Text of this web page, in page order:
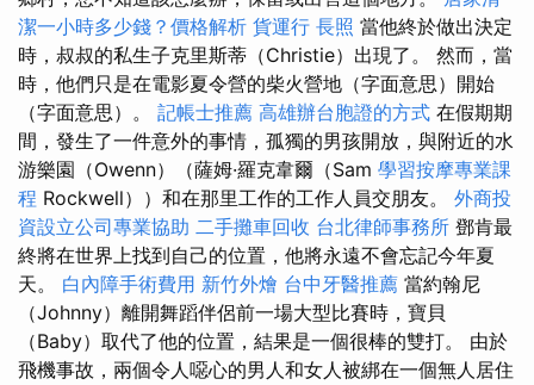
潔一小時多少錢？價格解析 貨運行 長照 當他終於做出決定
時，叔叔的私生子克里斯蒂（Christie）出現了。 然而，當
時，他們只是在電影夏令營的柴火營地（字面意思）開始
（字面意思）。 記帳士推薦 高雄辦台胞證的方式 在假期期
間，發生了一件意外的事情，孤獨的男孩開放，與附近的水
游樂園（Owenn）（薩姆·羅克韋爾（Sam 學習按摩專業課
程 Rockwell））和在那里工作的工作人員交朋友。 外商投
資設立公司專業協助 二手攤車回收 台北律師事務所 鄧肯最
終將在世界上找到自己的位置，他將永遠不會忘記今年夏
天。 白內障手術費用 新竹外燴 台中牙醫推薦 當約翰尼
（Johnny）離開舞蹈伴侶前一場大型比賽時，寶貝
（Baby）取代了他的位置，結果是一個很棒的雙打。 由於
飛機事故，兩個令人噁心的男人和女人被綁在一個無人居住